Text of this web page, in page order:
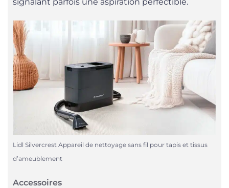
Lidl Silvercrest Appareil de nettoyage sans fil pour tapis et tissus
d’ameublement
Accessoires